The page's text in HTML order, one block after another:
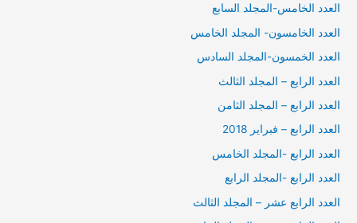
العدد الخامس-المجلد السابع
العدد الخامسون- المجلد الخامس
العدد الخمسون-المجلد السادس
العدد الرابع – المجلد الثالث
العدد الرابع – المجلد الثامن
العدد الرابع – فبراير 2018
العدد الرابع -المجلد الخامس
العدد الرابع -المجلد الرابع
العدد الرابع عشر – المجلد الثالث